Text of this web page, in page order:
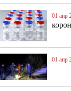
01 апр
01 апр